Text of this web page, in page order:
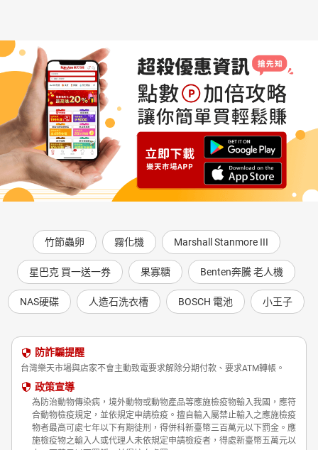
竹節蟲卵 霧化機 Marshall Stanmore III
星巴克 買一送一券 果寡糖 Benten奔騰 老人機
NAS硬碟 人造石洗衣槽 BOSCH 電池 小王子
防詐騙提醒
台灣樂天市場與店家不會主動致電要求解除分期付款、要求ATM轉帳。
政策宣導
為防治動物傳染病，境外動物或動物產品等應施檢疫物輸入我國，應符
合動物檢疫規定，並依規定申請檢疫。擅自輸入屬禁止輸入之應施檢疫
物者最高可處七年以下有期徒刑，得併科新臺幣三百萬元以下罰金。應
施檢疫物之輸入人或代理人未依規定申請檢疫者，得處新臺幣五萬元以